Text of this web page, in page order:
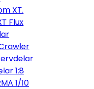
XT.
Flux
1:8
1/10